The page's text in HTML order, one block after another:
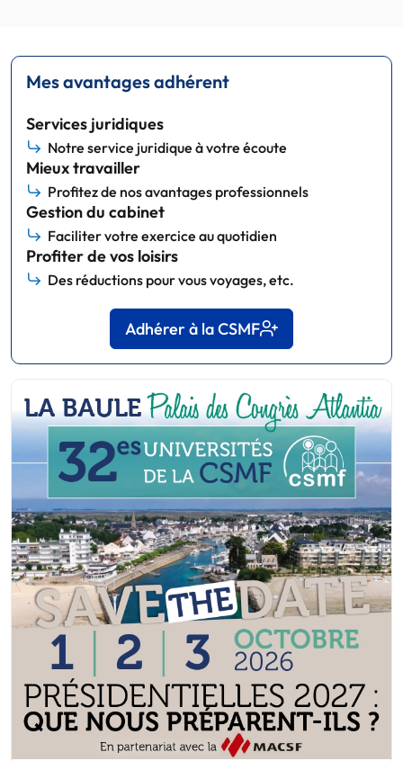
Mes avantages adhérent
Services juridiques
Notre service juridique à votre écoute
Mieux travailler
Profitez de nos avantages professionnels
Gestion du cabinet
Faciliter votre exercice au quotidien
Profiter de vos loisirs
Des réductions pour vous voyages, etc.
Adhérer à la CSMF